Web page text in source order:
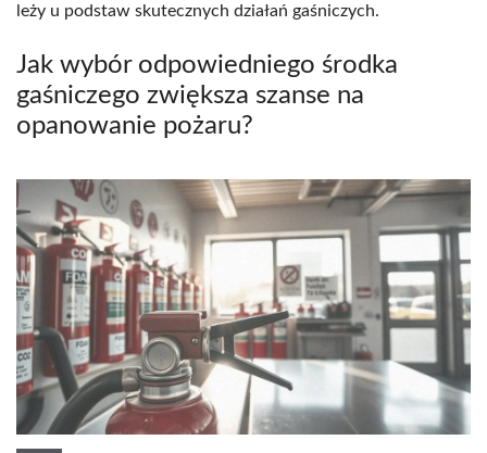
leży u podstaw skutecznych działań gaśniczych.
Jak wybór odpowiedniego środka
gaśniczego zwiększa szanse na
opanowanie pożaru?